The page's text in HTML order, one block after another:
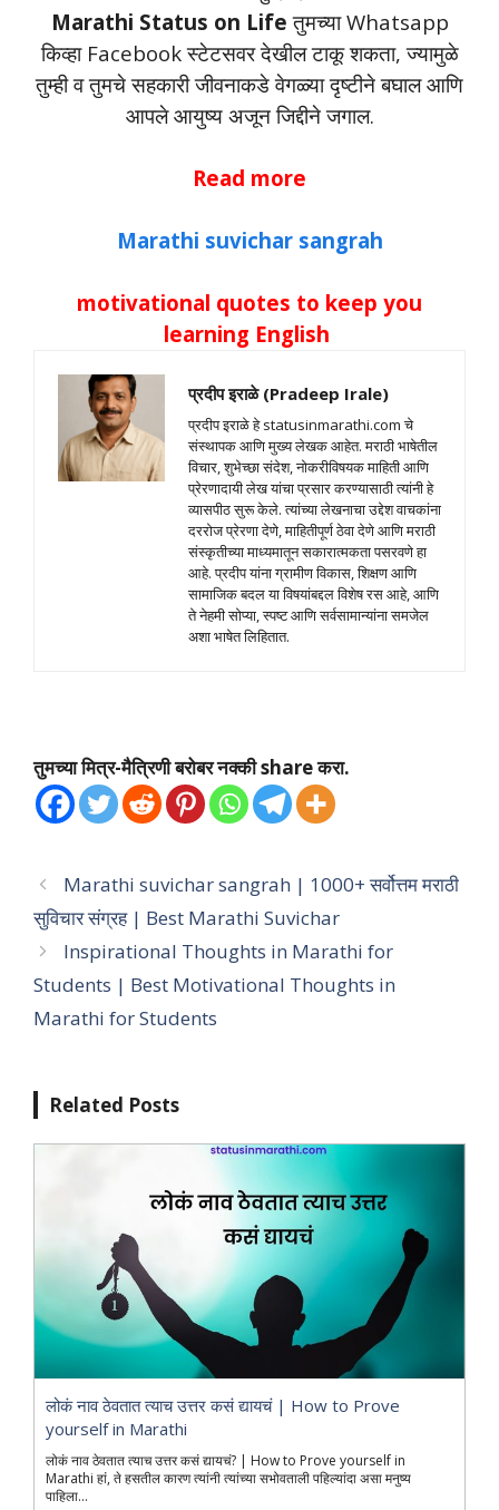
Marathi Status on Lifeतुमच्या Whatsapp
किव्हा Facebook स्टेटसवर देखील टाकू शकता, ज्यामुळे
तुम्ही व तुमचे सहकारी जीवनाकडे वेगळ्या दृष्टीने बघाल आणि
आपले आयुष्य अजून जिद्दीने जगाल.
Read more
Marathi suvichar sangrah
motivational quotes to keep you
learning English
प्रदीप इराळे (Pradeep Irale)
प्रदीप इराळे हे statusinmarathi.com चे
संस्थापक आणि मुख्य लेखक आहेत. मराठी भाषेतील
विचार, शुभेच्छा संदेश, नोकरीविषयक माहिती आणि
प्रेरणादायी लेख यांचा प्रसार करण्यासाठी त्यांनी हे
व्यासपीठ सुरू केले. त्यांच्या लेखनाचा उद्देश वाचकांना
दररोज प्रेरणा देणे, माहितीपूर्ण ठेवा देणे आणि मराठी
संस्कृतीच्या माध्यमातून सकारात्मकता पसरवणे हा
आहे. प्रदीप यांना ग्रामीण विकास, शिक्षण आणि
सामाजिक बदल या विषयांबद्दल विशेष रस आहे, आणि
ते नेहमी सोप्या, स्पष्ट आणि सर्वसामान्यांना समजेल
अशा भाषेत लिहितात.
तुमच्या मित्र-मैत्रिणी बरोबर नक्की share करा.
Marathi suvichar sangrah | 1000+ सर्वोत्तम मराठी
सुविचार संग्रह | Best Marathi Suvichar
Inspirational Thoughts in Marathi for
Students | Best Motivational Thoughts in
Marathi for Students
Related Posts
लोकं नाव ठेवतात त्याच उत्तर कसं द्यायचं | How to Prove
yourself in Marathi
लोकं नाव ठेवतात त्याच उत्तर कसं द्यायचं? | How to Prove yourself in
Marathi हां, ते हसतील कारण त्यांनी त्यांच्या सभोवताली पहिल्यांदा असा मनुष्य
पाहिला...